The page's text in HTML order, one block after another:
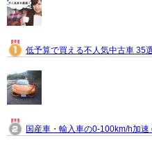
低予算で買える不人気中古車 35
国産車・輸入車の0-100km/h加速